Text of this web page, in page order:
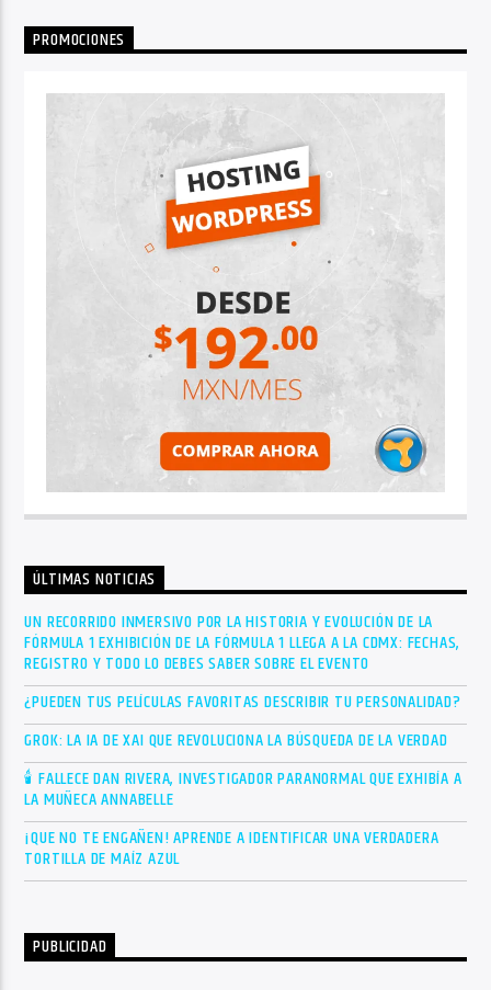
PROMOCIONES
ÚLTIMAS NOTICIAS
UN RECORRIDO INMERSIVO POR LA HISTORIA Y EVOLUCIÓN DE LA
FÓRMULA 1 EXHIBICIÓN DE LA FÓRMULA 1 LLEGA A LA CDMX: FECHAS,
REGISTRO Y TODO LO DEBES SABER SOBRE EL EVENTO
¿PUEDEN TUS PELÍCULAS FAVORITAS DESCRIBIR TU PERSONALIDAD?
GROK: LA IA DE XAI QUE REVOLUCIONA LA BÚSQUEDA DE LA VERDAD
🕯 FALLECE DAN RIVERA, INVESTIGADOR PARANORMAL QUE EXHIBÍA A
LA MUÑECA ANNABELLE
¡QUE NO TE ENGAÑEN! APRENDE A IDENTIFICAR UNA VERDADERA
TORTILLA DE MAÍZ AZUL
PUBLICIDAD